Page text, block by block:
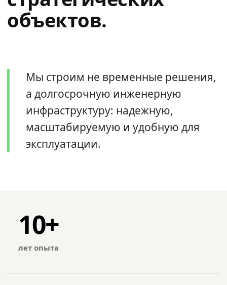
объектов.
Мы строим не временные решения,
а долгосрочную инженерную
инфраструктуру: надежную,
масштабируемую и удобную для
эксплуатации.
10+
лет опыта